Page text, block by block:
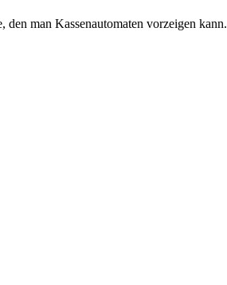
man Kassenautomaten vorzeigen kann.